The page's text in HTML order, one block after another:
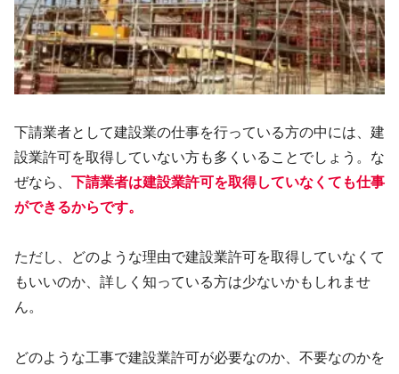
下請業者として建設業の仕事を行っている方の中には、建
設業許可を取得していない方も多くいることでしょう。な
ぜなら、 下請業者は建設業許可を取得していなくても仕事
ができるからです。
ただし、どのような理由で建設業許可を取得していなくて
もいいのか、詳しく知っている方は少ないかもしれませ
ん。
どのような工事で建設業許可が必要なのか、不要なのかを